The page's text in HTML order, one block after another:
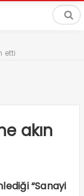
etti
akın
“Sanayi